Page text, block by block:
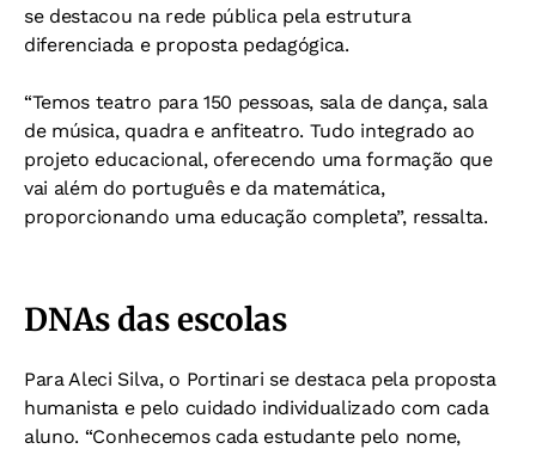
se destacou na rede pública pela estrutura
diferenciada e proposta pedagógica.
“Temos teatro para 150 pessoas, sala de dança, sala
de música, quadra e anfiteatro. Tudo integrado ao
projeto educacional, oferecendo uma formação que
vai além do português e da matemática,
proporcionando uma educação completa”, ressalta.
DNAs das escolas
Para Aleci Silva, o Portinari se destaca pela proposta
humanista e pelo cuidado individualizado com cada
aluno. “Conhecemos cada estudante pelo nome,